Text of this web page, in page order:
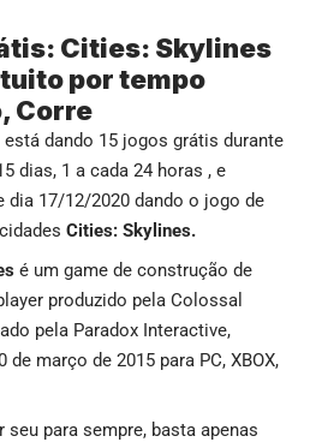
Cities: Skylines
por tempo
Corre
está dando 15 jogos grátis durante
dias, 1 a cada 24 horas , e
dia 17/12/2020 dando o jogo de
Cities: Skylines.
é um game de construção de
produzido pela Colossal
pela Paradox Interactive,
de março de 2015 para PC, XBOX,
seu para sempre, basta apenas